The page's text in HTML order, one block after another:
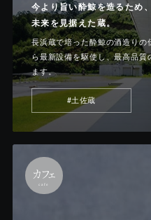
今より旨い酔鯨を造るため、
未来を見据えた蔵。
長浜蔵で培った酔鯨の酒造りの
ら最新設備を駆使し、最高品質
ます。
#土佐蔵
カフェ
cafe